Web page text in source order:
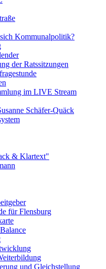
Kommunalpolitik?
der Ratssitzungen
im LIVE Stream
Schäfer-Quäck
& Klartext"
für Flensburg
und Gleichstellung